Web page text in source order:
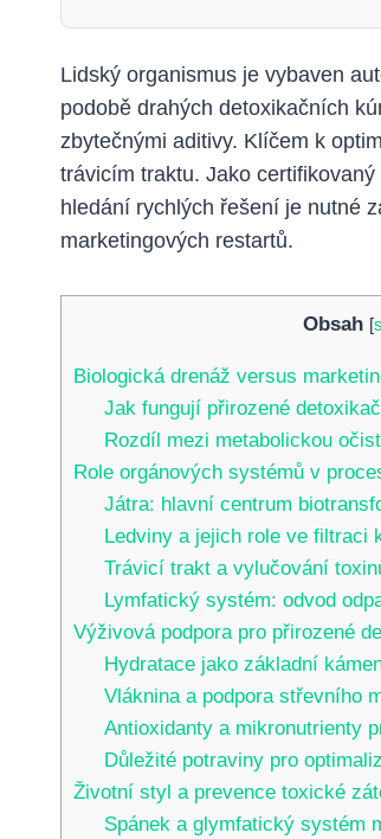
Lidský organismus je vybaven
podobě drahých detoxikačních
zbytečnými aditivy. Klíčem k
trávicím traktu. Jako
hledání rychlých řešení je nutné
marketingových restartů.
Obsah [
Biologická drenáž versus
Jak fungují přirozené
Rozdíl mezi metabolickou
Role orgánových systémů v
Játra: hlavní centrum
Ledviny a jejich role ve filtraci
Trávicí trakt a vylučování
Lymfatický systém: odvod
Výživová podpora pro přirozené
Hydratace jako základní
Vláknina a podpora střevního
Antioxidanty a mikronutrienty
Důležité potraviny pro
Životní styl a prevence toxické
Spánek a glymfatický systém